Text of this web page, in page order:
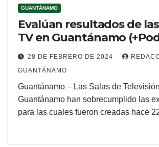
GUANTÁNAMO
Evalúan resultados de
TV en Guantánamo
28 DE FEBRERO DE 2024
GUANTÁNAMO
Guantánamo – Las Salas de
Guantánamo han sobrecumplido las
para las cuales fueron creadas hace